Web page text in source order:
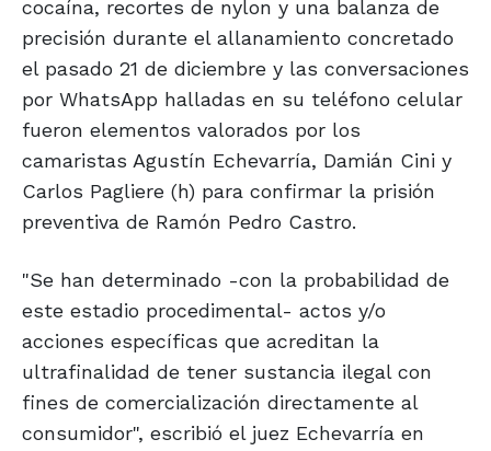
cocaína, recortes de nylon y una balanza de
precisión durante el allanamiento concretado
el pasado 21 de diciembre y las conversaciones
por WhatsApp halladas en su teléfono celular
fueron elementos valorados por los
camaristas Agustín Echevarría, Damián Cini y
Carlos Pagliere (h) para confirmar la prisión
preventiva de Ramón Pedro Castro.
"Se han determinado -con la probabilidad de
este estadio procedimental- actos y/o
acciones específicas que acreditan la
ultrafinalidad de tener sustancia ilegal con
fines de comercialización directamente al
consumidor", escribió el juez Echevarría en